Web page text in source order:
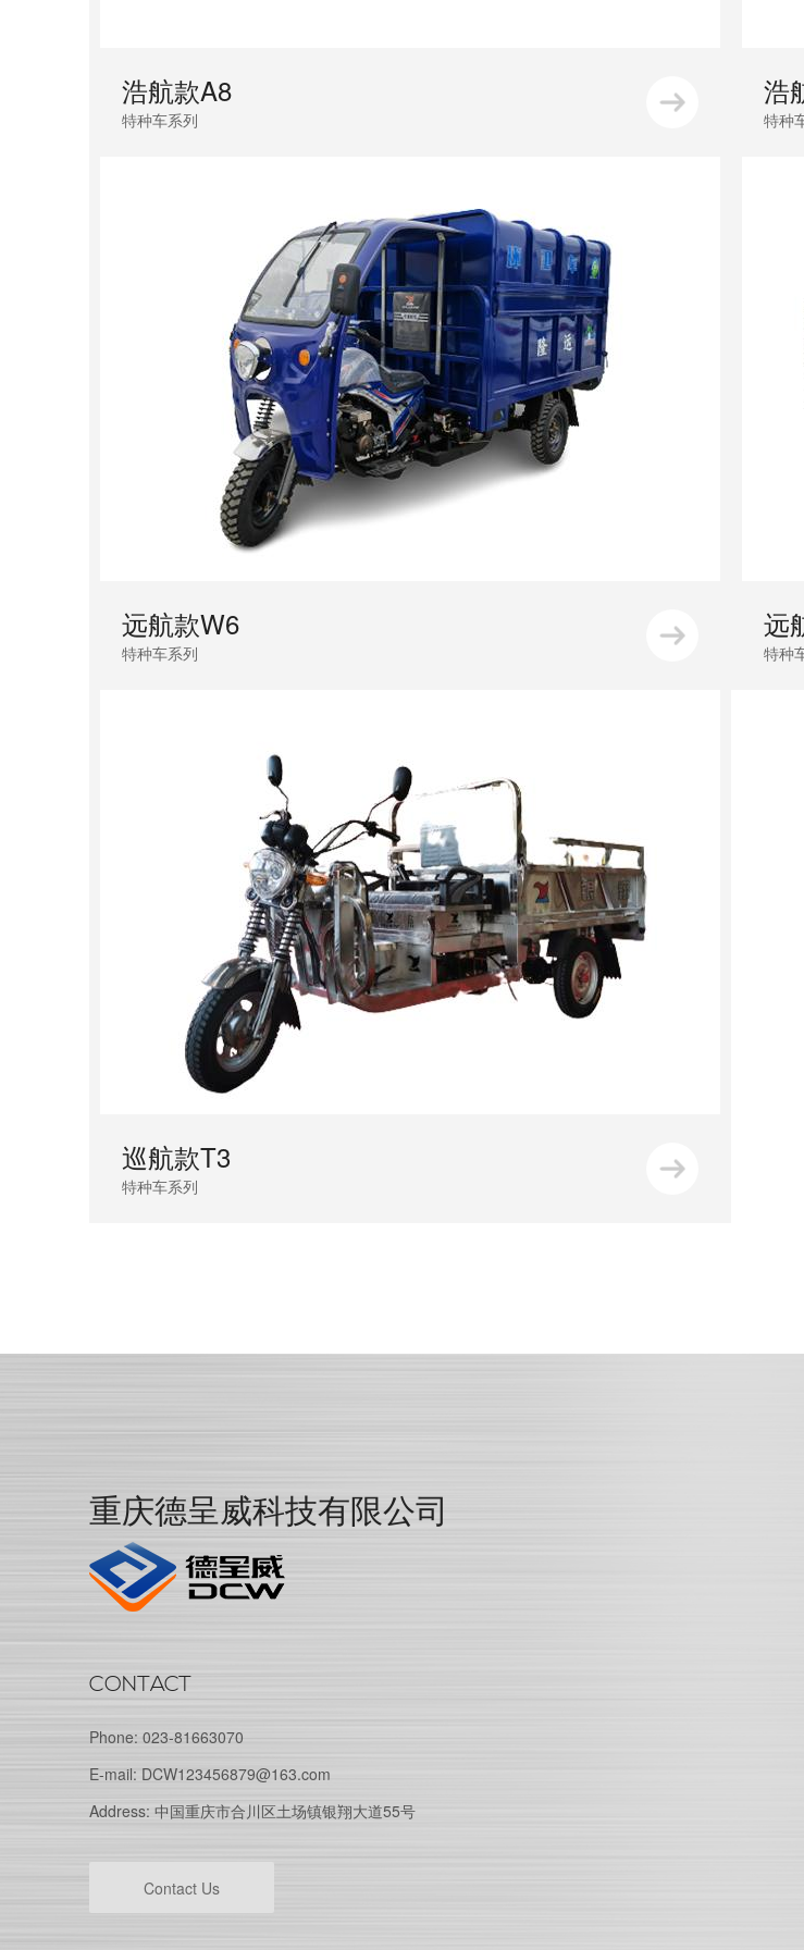
浩航款A8
特种车系列
浩
特种
远航款W6
特种车系列
远
特种
巡航款T3
特种车系列
重庆德呈威科技有限公司
CONTACT
Phone: 023-81663070
E-mail: DCW123456879@163.com
Address: 中国重庆市合川区土场镇银翔大道55号
Contact Us